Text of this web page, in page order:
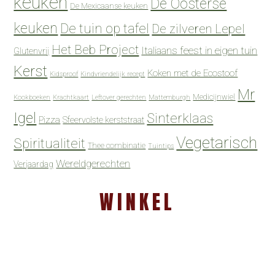
De Mexicaanse keuken De Oosterse
keuken De tuin op tafel De zilveren Lepel
Glutenvrij Het Beb Project Italiaans feest in eigen tuin
Kerst Kidsproof Kindvriendelijk recept Koken met de Ecostoof
Kookboeken Krachtkaart Leftover gerechten Mattemburgh Medicijnwiel Mr
Igel
Pizza Sfeervolste kerststraat Sinterklaas
Spiritualiteit Thee combinatie Tuintips Vegetarisch
Verjaardag Wereldgerechten
WINKEL